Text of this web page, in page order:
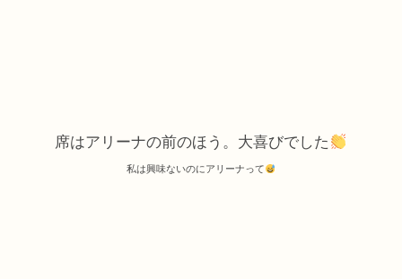
席はアリーナの前のほう。大喜びでした
私は興味ないのにアリーナって